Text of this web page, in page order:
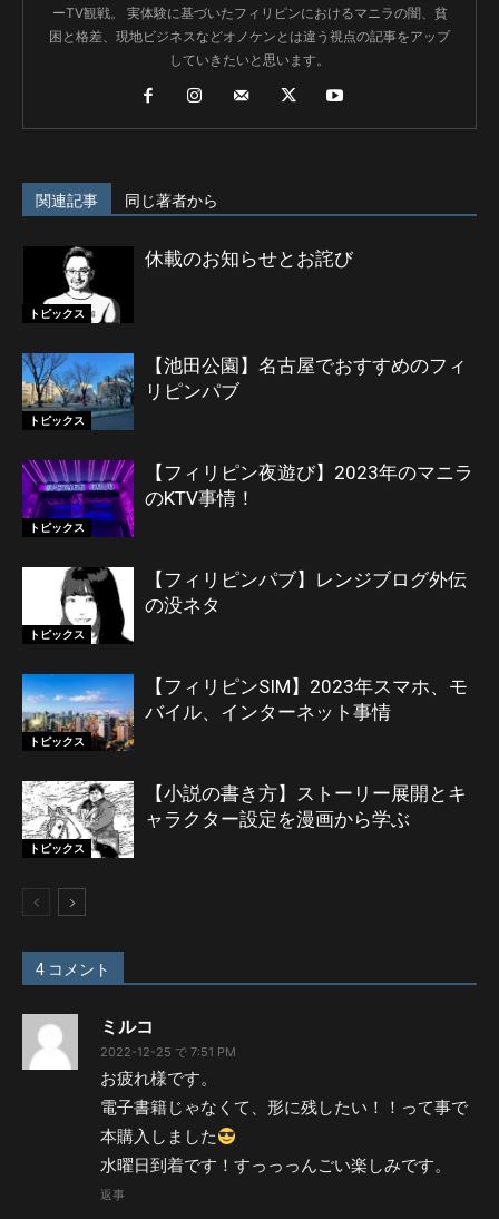
ーTV観戦。 実体験に基づいたフィリピンにおけるマニラの闇、貧
困と格差、現地ビジネスなどオノケンとは違う視点の記事をアップ
していきたいと思います。
関連記事 同じ著者から
トピックス
休載のお知らせとお詫び
トピックス
【池田公園】名古屋でおすすめのフィ
リピンパブ
トピックス
【フィリピン夜遊び】2023年のマニラ
のKTV事情！
トピックス
【フィリピンパブ】レンジブログ外伝
の没ネタ
トピックス
【フィリピンSIM】2023年スマホ、モ
バイル、インターネット事情
トピックス
【小説の書き方】ストーリー展開とキ
ャラクター設定を漫画から学ぶ
4 コメント
ミルコ
2022-12-25 で 7:51 PM
お疲れ様です。
電子書籍じゃなくて、形に残したい！！って事で
本購入しました
水曜日到着です！すっっっんごい楽しみです。
返事